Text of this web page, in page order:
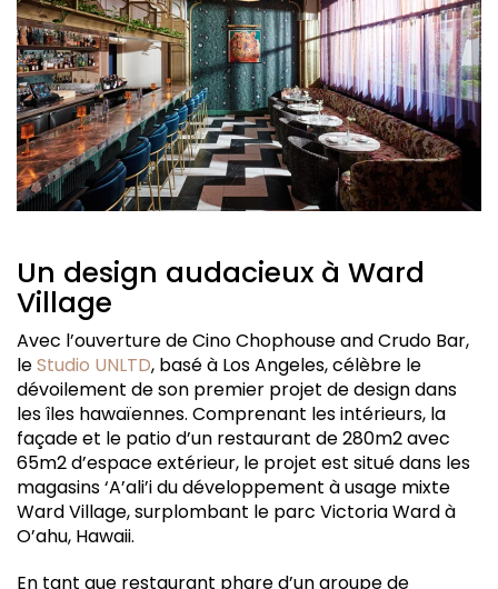
Un design audacieux à Ward
Village
Avec l’ouverture de Cino Chophouse and Crudo Bar,
leStudio UNLTD, basé à Los Angeles, célèbre le
dévoilement de son premier projet de design dans
les îles hawaïennes. Comprenant les intérieurs, la
façade et le patio d’un restaurant de 280m2 avec
65m2 d’espace extérieur, le projet est situé dans les
magasins ‘A’ali’i du développement à usage mixte
Ward Village, surplombant le parc Victoria Ward à
O’ahu, Hawaii.
En tant que restaurant phare d’un groupe de